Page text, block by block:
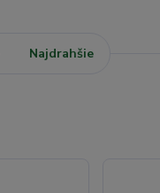
Najdrahšie